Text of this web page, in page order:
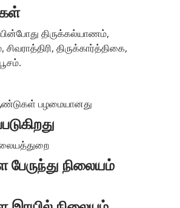
திருக்கல்யாணம்,
திருக்கார்த்திகை,
பழமையானது
பேருந்து நிலையம்